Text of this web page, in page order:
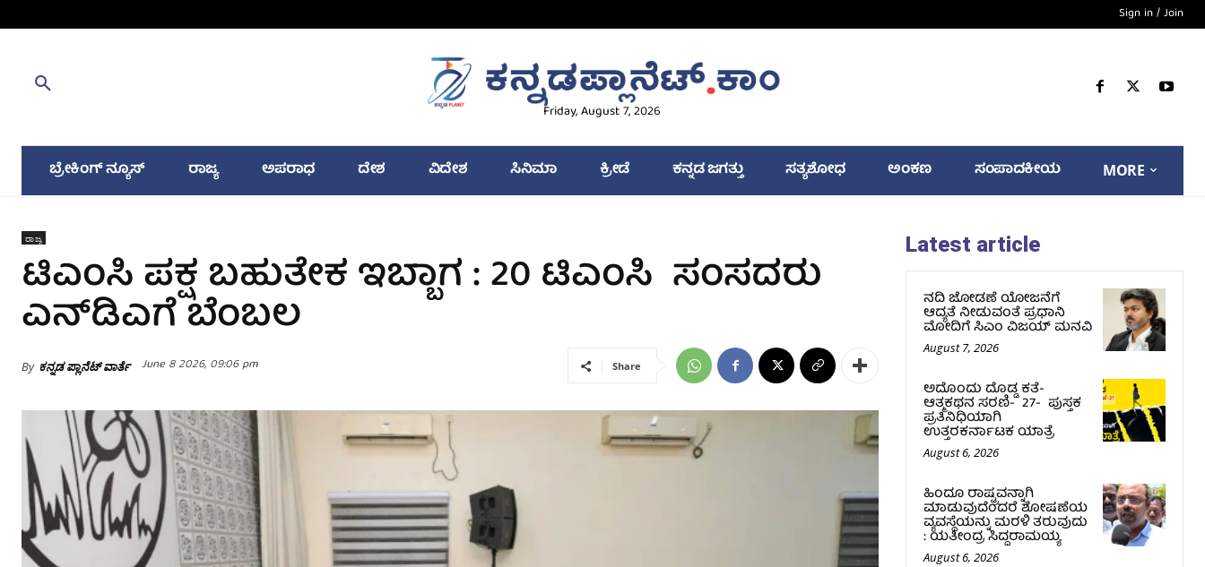
Sign in / Join
Friday, August 7, 2026
ಬ್ರೇಕಿಂಗ್ ನ್ಯೂಸ್ ರಾಜ್ಯ ಅಪರಾಧ ದೇಶ ವಿದೇಶ ಸಿನಿಮಾ ಕ್ರೀಡೆ ಕನ್ನಡ ಜಗತ್ತು ಸತ್ಯಶೋಧ ಅಂಕಣ ಸಂಪಾದಕೀಯ MORE
ರಾಜ್ಯ
ಟಿಎಂಸಿ ಪಕ್ಷ ಬಹುತೇಕ ಇಬ್ಬಾಗ : 20 ಟಿಎಂಸಿ ಸಂಸದರು
ಎನ್‌ಡಿಎಗೆ ಬೆಂಬಲ
By ಕನ್ನಡ ಪ್ಲಾನೆಟ್ ವಾರ್ತೆ June 8 2026, 09:06 pm Share
Latest article
ನದಿ ಜೋಡಣೆ ಯೋಜನೆಗೆ
ಆದ್ಯತೆ ನೀಡುವಂತೆ ಪ್ರಧಾನಿ
ಮೋದಿಗೆ ಸಿಎಂ ವಿಜಯ್‌ ಮನವಿ
August 7, 2026
ಅದೊಂದು ದೊಡ್ಡ ಕತೆ-
ಆತ್ಮಕಥನ ಸರಣಿ- 27- ಪುಸ್ತಕ
ಪ್ರತಿನಿಧಿಯಾಗಿ
ಉತ್ತರಕರ್ನಾಟಕ ಯಾತ್ರೆ
August 6, 2026
ಹಿಂದೂ ರಾಷ್ಟ್ರವನ್ನಾಗಿ
ಮಾಡುವುದೆಂದರೆ ಶೋಷಣೆಯ
ವ್ಯವಸ್ಥೆಯನ್ನು ಮರಳಿ ತರುವುದು
: ಯತೀಂದ್ರ ಸಿದ್ದರಾಮಯ್ಯ
August 6, 2026